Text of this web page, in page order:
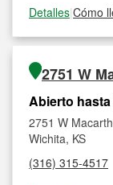
Detalles|Cómo
2751 W
Abierto
2751 W
Wichita, KS
(316) 315-4517